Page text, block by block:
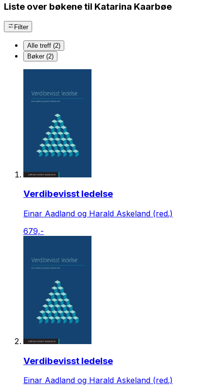
Liste over bøkene til Katarina Kaarbøe
Filter
Alle treff (2)
Bøker (2)
Verdibevisst ledelse
Einar Aadland og Harald Askeland (red.)
679,-
Verdibevisst ledelse
Einar Aadland og Harald Askeland (red.)